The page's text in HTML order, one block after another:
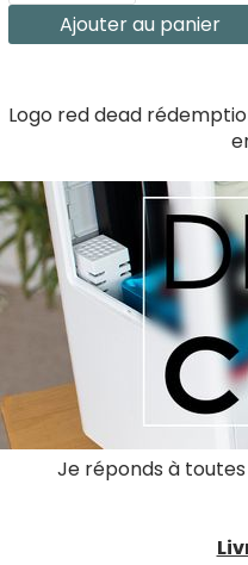
Ajouter au panier
Logo red dead
Je réponds à toutes